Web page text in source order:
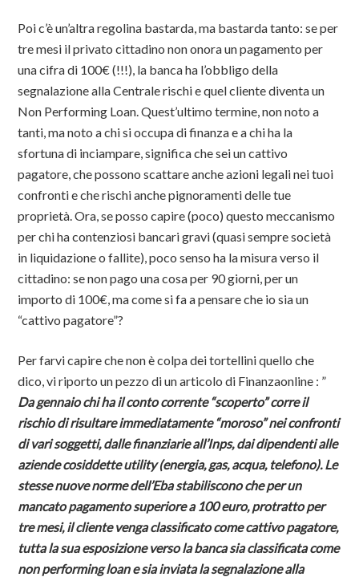
Poi c’è un’altra regolina bastarda, ma bastarda tanto: se per
tre mesi il privato cittadino non onora un pagamento per
una cifra di 100€ (!!!), la banca ha l’obbligo della
segnalazione alla Centrale rischi e quel cliente diventa un
Non Performing Loan. Quest’ultimo termine, non noto a
tanti, ma noto a chi si occupa di finanza e a chi ha la
sfortuna di inciampare, significa che sei un cattivo
pagatore, che possono scattare anche azioni legali nei tuoi
confronti e che rischi anche pignoramenti delle tue
proprietà. Ora, se posso capire (poco) questo meccanismo
per chi ha contenziosi bancari gravi (quasi sempre società
in liquidazione o fallite), poco senso ha la misura verso il
cittadino: se non pago una cosa per 90 giorni, per un
importo di 100€, ma come si fa a pensare che io sia un
“cattivo pagatore”?
Per farvi capire che non è colpa dei tortellini quello che
dico, vi riporto un pezzo di un articolo di Finanzaonline : ”
Da gennaio chi ha il conto corrente “scoperto” corre il
rischio di risultare immediatamente “moroso” nei confronti
di vari soggetti, dalle finanziarie all’Inps, dai dipendenti alle
aziende cosiddette utility (energia, gas, acqua, telefono). Le
stesse nuove norme dell’Eba stabiliscono che per un
mancato pagamento superiore a 100 euro, protratto per
tre mesi, il cliente venga classificato come cattivo pagatore,
tutta la sua esposizione verso la banca sia classificata come
non performing loan e sia inviata la segnalazione alla